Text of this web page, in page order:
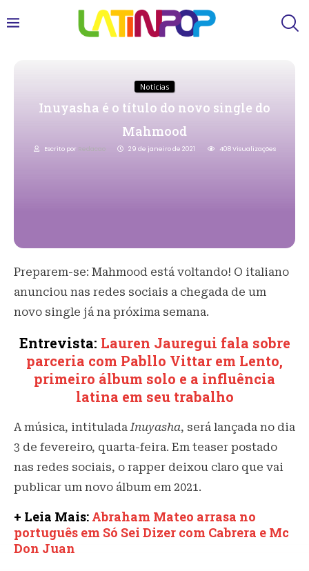
Notícias
Inuyasha é o título do novo single do
Mahmood
Escrito por Redacao 29 de janeiro de 2021 408Visualizações
Preparem-se: Mahmood está voltando! O italiano
anunciou nas redes sociais a chegada de um
novo single já na próxima semana.
Entrevista: Lauren Jauregui fala sobre
parceria com Pabllo Vittar em Lento,
primeiro álbum solo e a influência
latina em seu trabalho
A música, intituladaInuyasha, será lançada no dia
3 de fevereiro, quarta-feira. Em teaser postado
nas redes sociais, o rapper deixou claro que vai
publicar um novo álbum em 2021.
+ Leia Mais: Abraham Mateo arrasa no
português em Só Sei Dizer com Cabrera e Mc
Don Juan